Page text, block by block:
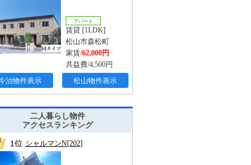
アパート
賃貸 [1LDK]
松山市森松町
家賃/62,000円
共益費/4,500円
治物件表示
松山物件表示
二人暮らし物件
アクセスランキング
シャルマンN[202]